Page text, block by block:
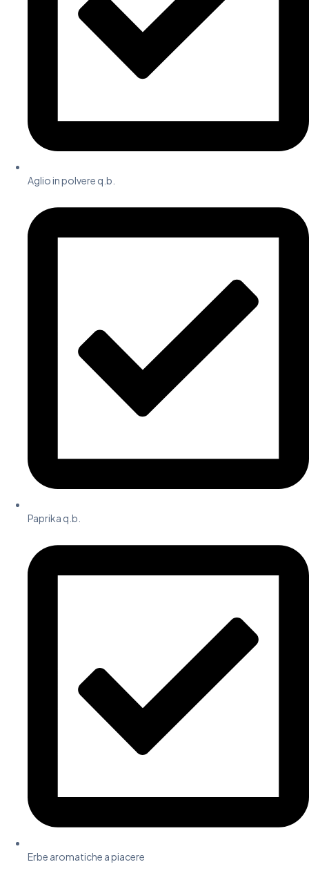
Aglio in polvere q.b.
Paprika q.b.
Erbe aromatiche a piacere